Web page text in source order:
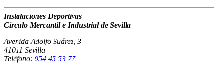
Instalaciones Deportivas
Círculo Mercantil e Industrial de Sevilla
Avenida Adolfo Suárez, 3
41011 Sevilla
Teléfono: 954 45 53 77